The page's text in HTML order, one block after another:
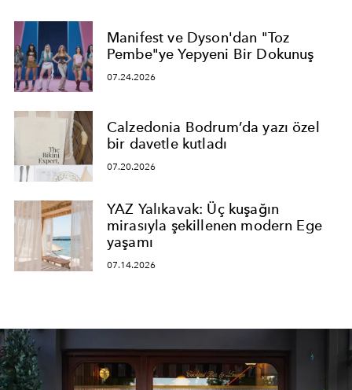
Manifest ve Dyson'dan "Toz
Pembe"ye Yepyeni Bir Dokunuş
07.24.2026
Calzedonia Bodrum’da yazı özel
bir davetle kutladı
07.20.2026
YAZ Yalıkavak: Üç kuşağın
mirasıyla şekillenen modern Ege
yaşamı
07.14.2026